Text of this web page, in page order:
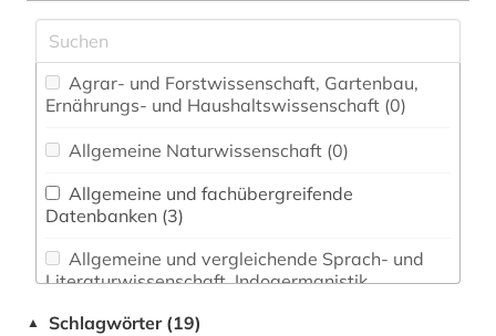
Ernährungs- und Haushaltswissenschaft (0)
Allgemeine Naturwissenschaft (0)
Datenbanken (3)
Literaturwissenschaft. Indogermanistik.
▲ Schlagwörter (19)